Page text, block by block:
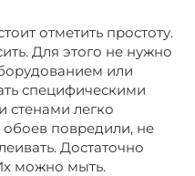
отметить простоту.
Для этого не нужно
или
специфическими
легко
обоев повредили, не
Достаточно
можно мыть.